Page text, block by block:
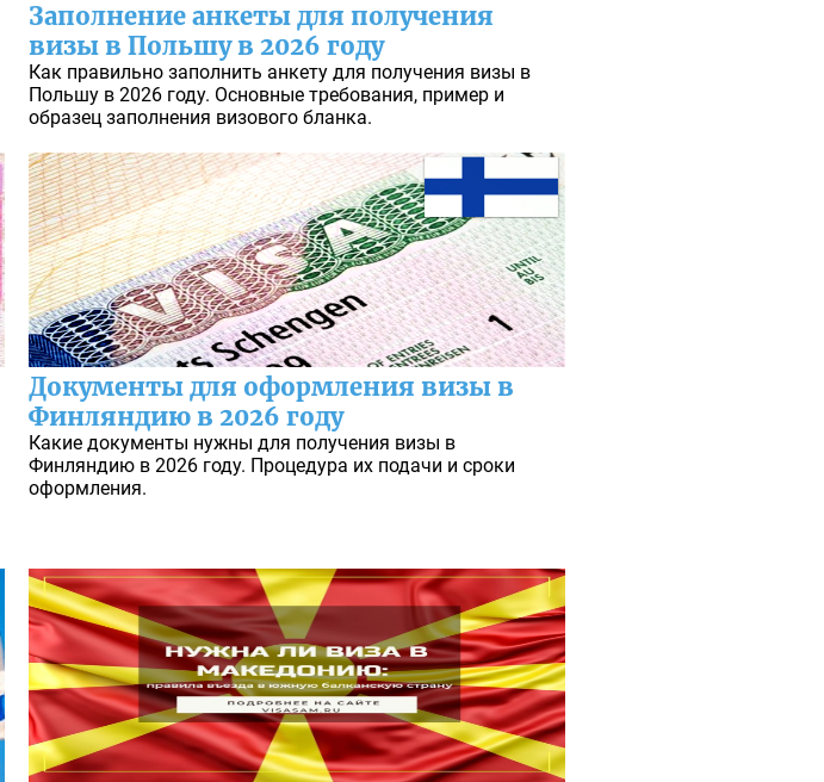
Заполнение анкеты для получения
визы в Польшу в 2026 году
Как правильно заполнить анкету для получения визы в
Польшу в 2026 году. Основные требования, пример и
образец заполнения визового бланка.
Документы для оформления визы в
Финляндию в 2026 году
Какие документы нужны для получения визы в
Финляндию в 2026 году. Процедура их подачи и сроки
оформления.